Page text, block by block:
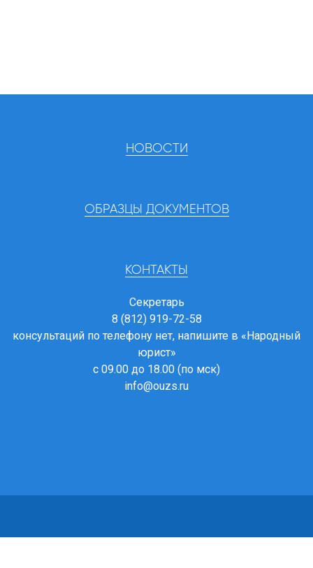
НОВОСТИ
ОБРАЗЦЫ ДОКУМЕНТОВ
КОНТАКТЫ
Секретарь
8 (812) 919-72-58
консультаций по телефону нет, напишите в «Народный
юрист»
с 09.00 до 18.00 (по мск)
info@ouzs.ru